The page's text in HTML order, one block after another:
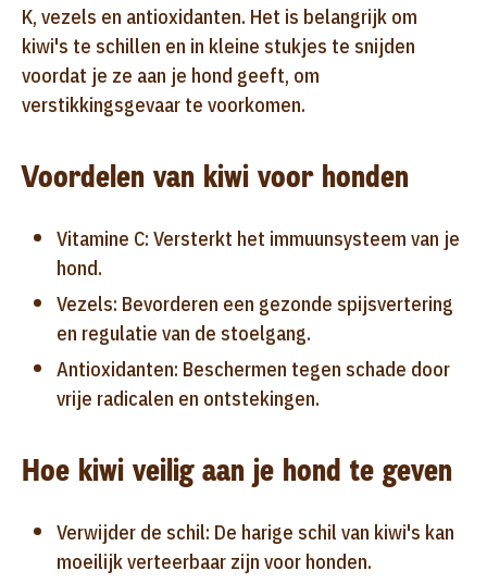
K, vezels en antioxidanten. Het is belangrijk om
kiwi's te schillen en in kleine stukjes te snijden
voordat je ze aan je hond geeft, om
verstikkingsgevaar te voorkomen.
Voordelen van kiwi voor honden
Vitamine C: Versterkt het immuunsysteem van je
hond.
Vezels: Bevorderen een gezonde spijsvertering
en regulatie van de stoelgang.
Antioxidanten: Beschermen tegen schade door
vrije radicalen en ontstekingen.
Hoe kiwi veilig aan je hond te geven
Verwijder de schil: De harige schil van kiwi's kan
moeilijk verteerbaar zijn voor honden.